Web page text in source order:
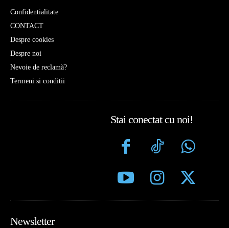
Confidentialitate
CONTACT
Despre cookies
Despre noi
Nevoie de reclamă?
Termeni si conditii
Stai conectat cu noi!
Newsletter